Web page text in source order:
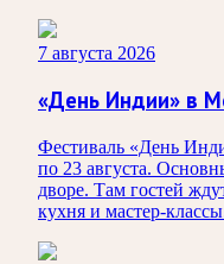
7 августа 2026
«День Индии» в
Фестиваль «День
по 23 августа.
дворе. Там гостей
кухня и мастер-